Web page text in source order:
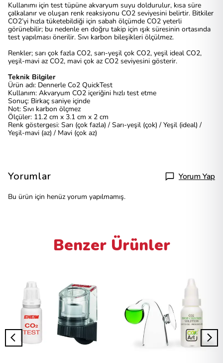
Kullanımı için test tüpüne akvaryum suyu doldurulur, kısa süre
çalkalanır ve oluşan renk reaksiyonu CO2 seviyesini belirtir. Bitkiler
CO2’yi hızla tüketebildiği için sabah ölçümde CO2 yeterli
görünebilir; bu nedenle en doğru takip için ışık süresinin ortasında
test yapılması önerilir. Sıvı karbon bileşikleri ölçülmez.
Renkler; sarı çok fazla CO2, sarı-yeşil çok CO2, yeşil ideal CO2,
yeşil-mavi az CO2, mavi çok az CO2 seviyesini gösterir.
Teknik Bilgiler
Ürün adı: Dennerle Co2 QuickTest
Kullanım: Akvaryum CO2 içeriğini hızlı test etme
Sonuç: Birkaç saniye içinde
Not: Sıvı karbon ölçmez
Ölçüler: 11.2 cm x 3.1 cm x 2 cm
Renk göstergesi: Sarı (çok fazla) / Sarı-yeşil (çok) / Yeşil (ideal) /
Yeşil-mavi (az) / Mavi (çok az)
Yorumlar Yorum Yap
Bu ürün için henüz yorum yapılmamış.
Benzer Ürünler